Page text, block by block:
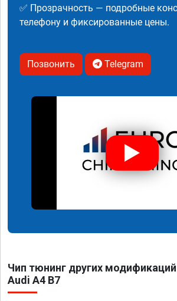
✅ Прозрачность — подробные
телефону и фиксированные цены.
Позвонить Telegram
Чип тюнинг других модификаций
Audi A4 B7